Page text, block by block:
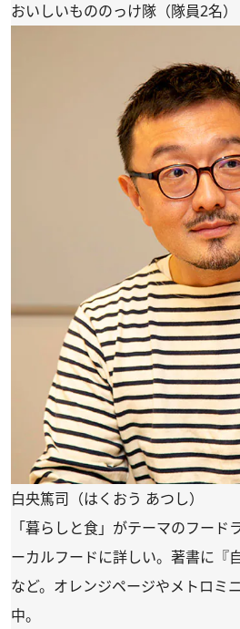
おいしいもののっけ隊（隊員2名）
白央篤司（はくおう あつし）
「暮らしと食」がテーマのフード
ーカルフードに詳しい。著書に『
など。オレンジページやメトロミ
中。